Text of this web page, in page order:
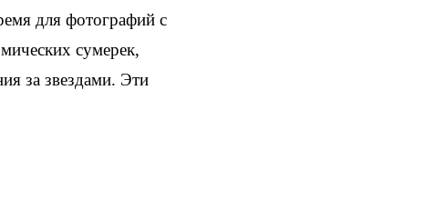
для фотографий с
сумерек,
за звездами. Эти